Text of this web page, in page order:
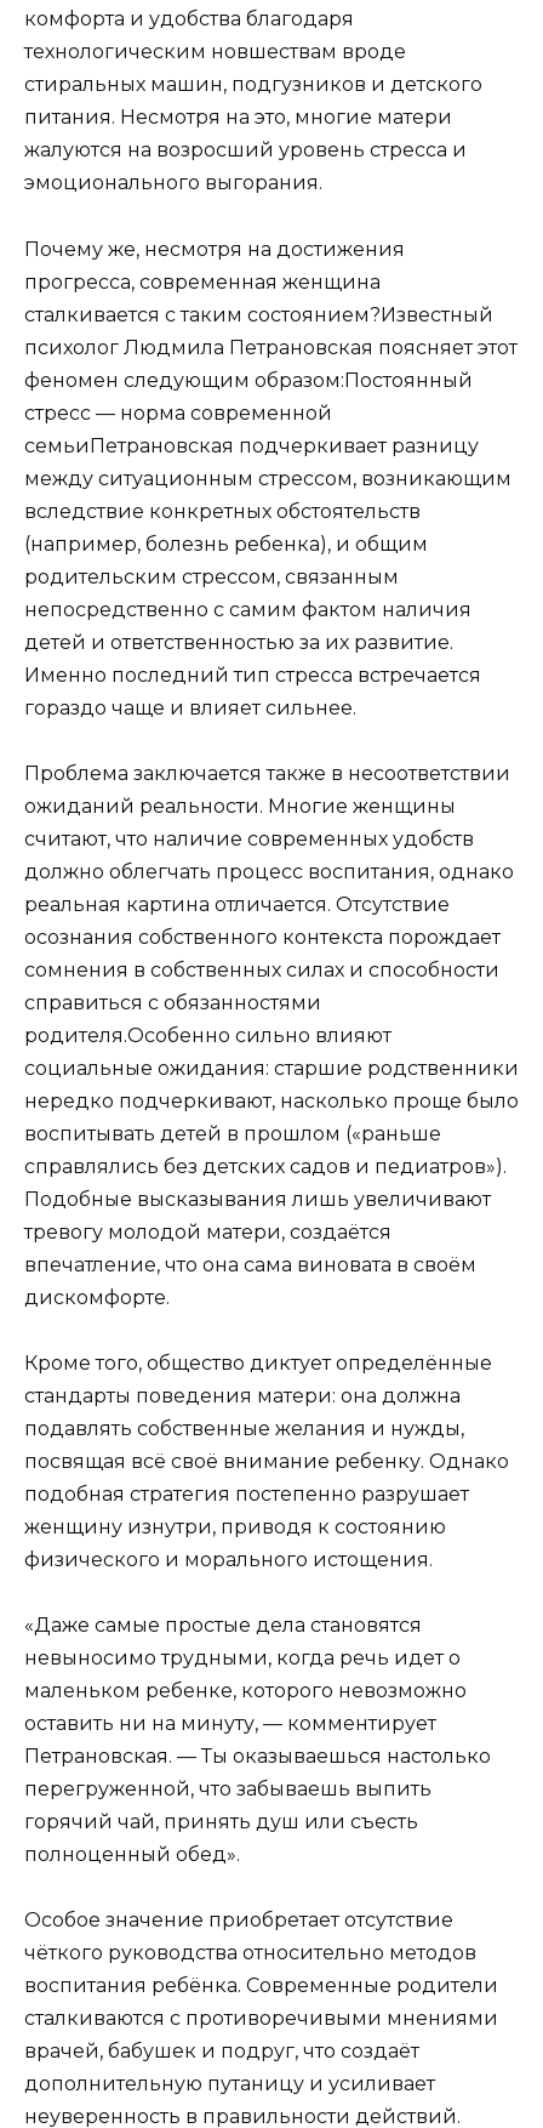
комфорта и удобства благодаря
технологическим новшествам вроде
стиральных машин, подгузников и детского
питания. Несмотря на это, многие матери
жалуются на возросший уровень стресса и
эмоционального выгорания.
Почему же, несмотря на достижения
прогресса, современная женщина
сталкивается с таким состоянием?Известный
психолог Людмила Петрановская поясняет этот
феномен следующим образом:Постоянный
стресс — норма современной
семьиПетрановская подчеркивает разницу
между ситуационным стрессом, возникающим
вследствие конкретных обстоятельств
(например, болезнь ребенка), и общим
родительским стрессом, связанным
непосредственно с самим фактом наличия
детей и ответственностью за их развитие.
Именно последний тип стресса встречается
гораздо чаще и влияет сильнее.
Проблема заключается также в несоответствии
ожиданий реальности. Многие женщины
считают, что наличие современных удобств
должно облегчать процесс воспитания, однако
реальная картина отличается. Отсутствие
осознания собственного контекста порождает
сомнения в собственных силах и способности
справиться с обязанностями
родителя.Особенно сильно влияют
социальные ожидания: старшие родственники
нередко подчеркивают, насколько проще было
воспитывать детей в прошлом («раньше
справлялись без детских садов и педиатров»).
Подобные высказывания лишь увеличивают
тревогу молодой матери, создаётся
впечатление, что она сама виновата в своём
дискомфорте.
Кроме того, общество диктует определённые
стандарты поведения матери: она должна
подавлять собственные желания и нужды,
посвящая всё своё внимание ребенку. Однако
подобная стратегия постепенно разрушает
женщину изнутри, приводя к состоянию
физического и морального истощения.
«Даже самые простые дела становятся
невыносимо трудными, когда речь идет о
маленьком ребенке, которого невозможно
оставить ни на минуту, — комментирует
Петрановская. — Ты оказываешься настолько
перегруженной, что забываешь выпить
горячий чай, принять душ или съесть
полноценный обед».
Особое значение приобретает отсутствие
чёткого руководства относительно методов
воспитания ребёнка. Современные родители
сталкиваются с противоречивыми мнениями
врачей, бабушек и подруг, что создаёт
дополнительную путаницу и усиливает
неуверенность в правильности действий.